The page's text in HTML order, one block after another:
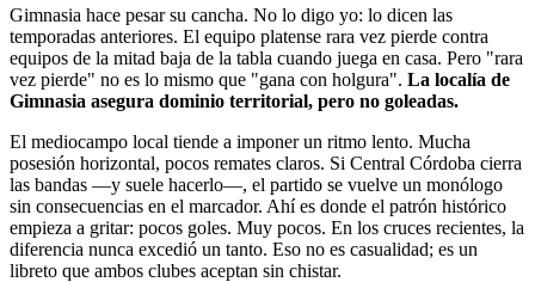
Gimnasia hace pesar su cancha. No lo digo yo: lo dicen las
temporadas anteriores. El equipo platense rara vez pierde contra
equipos de la mitad baja de la tabla cuando juega en casa. Pero "rara
vez pierde" no es lo mismo que "gana con holgura". La localía de
Gimnasia asegura dominio territorial, pero no goleadas.
El mediocampo local tiende a imponer un ritmo lento. Mucha
posesión horizontal, pocos remates claros. Si Central Córdoba cierra
las bandas —y suele hacerlo—, el partido se vuelve un monólogo
sin consecuencias en el marcador. Ahí es donde el patrón histórico
empieza a gritar: pocos goles. Muy pocos. En los cruces recientes, la
diferencia nunca excedió un tanto. Eso no es casualidad; es un
libreto que ambos clubes aceptan sin chistar.